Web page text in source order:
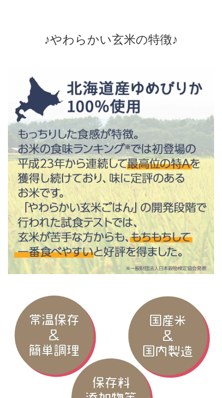
♪やわらかい玄米の特徴♪